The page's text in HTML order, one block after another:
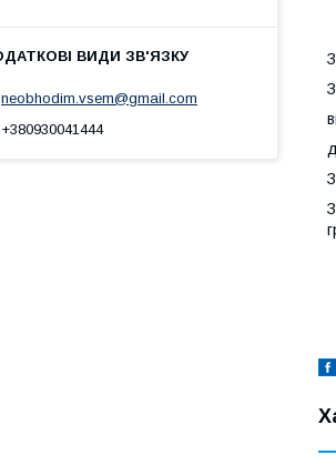
neobhodim.vsem@gmail.com
+380930041444